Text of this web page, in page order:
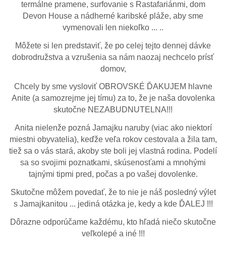
termálne pramene, surfovanie s Rastafariánmi, dom
Devon House a nádherné karibské pláže, aby sme
vymenovali len niekoľko ... ..
Môžete si len predstaviť, že po celej tejto dennej dávke
dobrodružstva a vzrušenia sa nám naozaj nechcelo prísť
domov,
Chcely by sme vysloviť OBROVSKÉ ĎAKUJEM hlavne
Anite (a samozrejme jej tímu) za to, že je naša dovolenka
skutočne NEZABUDNUTELNA!!!
Anita nielenže pozná Jamajku naruby (viac ako niektorí
miestni obyvatelia), keďže veľa rokov cestovala a žila tam,
tiež sa o vás stará, akoby ste boli jej vlastná rodina. Podelí
sa so svojimi poznatkami, skúsenosťami a mnohými
tajnými tipmi pred, počas a po vašej dovolenke.
Skutočne môžem povedať, že to nie je náš posledný výlet
s Jamajkanitou ... jediná otázka je, kedy a kde ĎALEJ !!!
Dôrazne odporúčame každému, kto hľadá niečo skutočne
veľkolepé a iné !!!